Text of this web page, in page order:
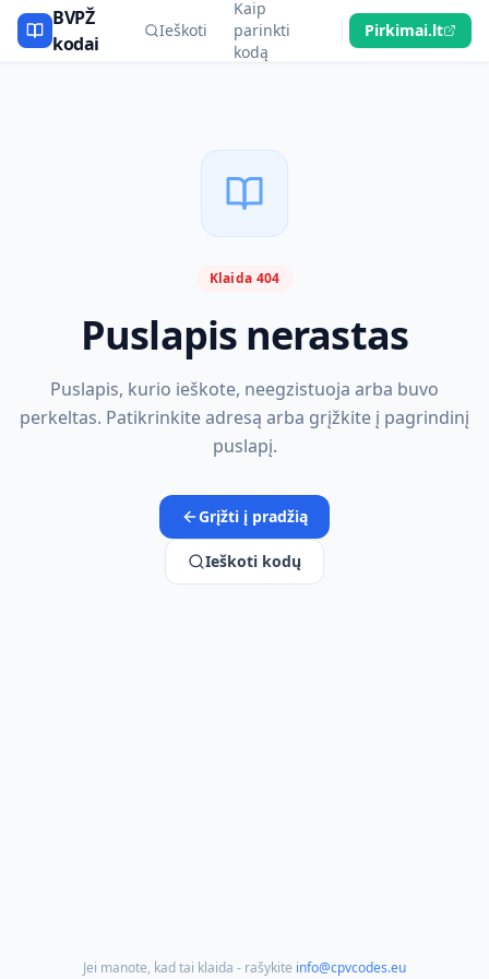
BVPŽ
kodai
Ieškoti
Kaip
parinkti
kodą
Pirkimai.lt
Klaida 404
Puslapis nerastas
Puslapis, kurio ieškote, neegzistuoja arba buvo
perkeltas. Patikrinkite adresą arba grįžkite į pagrindinį
puslapį.
Grįžti į pradžią
Ieškoti kodų
Jei manote, kad tai klaida - rašykite info@cpvcodes.eu